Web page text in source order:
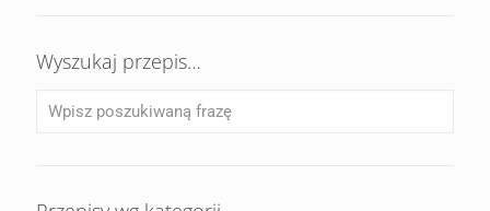
Wyszukaj przepis…